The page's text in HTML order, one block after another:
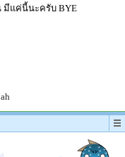
มีแค่นี้นะครับ BYE